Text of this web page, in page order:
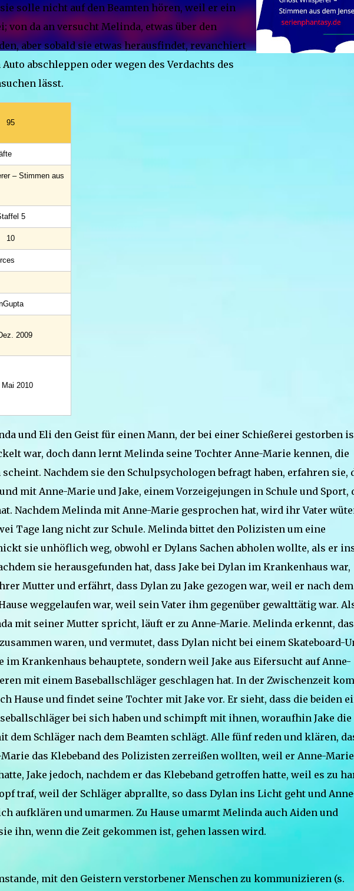
solle nicht auf den Beamten hören, weil er ein
von da an versucht Melinda, etwas über den
aber sobald sie etwas herausfindet, revanchiert
abschleppen oder wegen des Verdachts des
lässt.
95
– Stimmen aus
5
10
2009
Mai 2010
und Eli den Geist für einen Mann, der bei einer Schießerei gestorben
war, doch dann lernt Melinda seine Tochter Anne-Marie kennen, die
Nachdem sie den Schulpsychologen befragt haben, erfahren sie,
mit Anne-Marie und Jake, einem Vorzeigejungen in Schule und Sport,
Nachdem Melinda mit Anne-Marie gesprochen hat, wird ihr Vater
Tage lang nicht zur Schule. Melinda bittet den Polizisten um eine
sie unhöflich weg, obwohl er Dylans Sachen abholen wollte, als er
sie herausgefunden hat, dass Jake bei Dylan im Krankenhaus war,
Mutter und erfährt, dass Dylan zu Jake gezogen war, weil er nach
weggelaufen war, weil sein Vater ihm gegenüber gewalttätig war.
mit seiner Mutter spricht, läuft er zu Anne-Marie. Melinda erkennt,
waren, und vermutet, dass Dylan nicht bei einem Skateboard-
im Krankenhaus behauptete, sondern weil Jake aus Eifersucht auf Anne-
mit einem Baseballschläger geschlagen hat. In der Zwischenzeit
Hause und findet seine Tochter mit Jake vor. Er sieht, dass die beiden
bei sich haben und schimpft mit ihnen, woraufhin Jake die
dem Schläger nach dem Beamten schlägt. Alle fünf reden und klären,
Marie das Klebeband des Polizisten zerreißen wollten, weil er Anne-
Jake jedoch, nachdem er das Klebeband getroffen hatte, weil es zu
traf, weil der Schläger abprallte, so dass Dylan ins Licht geht und
aufklären und umarmen. Zu Hause umarmt Melinda auch Aiden und
ihn, wenn die Zeit gekommen ist, gehen lassen wird.
mit den Geistern verstorbener Menschen zu kommunizieren (s.